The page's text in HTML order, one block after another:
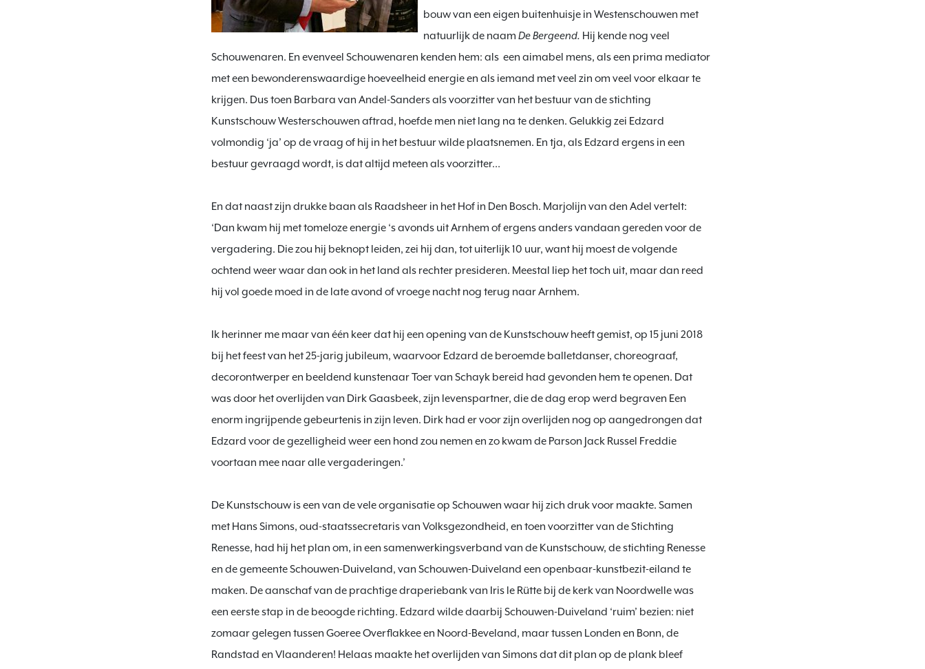
bouw van een eigen buitenhuisje in Westenschouwen met
natuurlijk de naam De Bergeend. Hij kende nog veel
Schouwenaren. En evenveel Schouwenaren kenden hem: als  een aimabel mens, als een prima mediator
met een bewonderenswaardige hoeveelheid energie en als iemand met veel zin om veel voor elkaar te
krijgen. Dus toen Barbara van Andel-Sanders als voorzitter van het bestuur van de stichting
Kunstschouw Westerschouwen aftrad, hoefde men niet lang na te denken. Gelukkig zei Edzard
volmondig ‘ja’ op de vraag of hij in het bestuur wilde plaatsnemen. En tja, als Edzard ergens in een
bestuur gevraagd wordt, is dat altijd meteen als voorzitter…
En dat naast zijn drukke baan als Raadsheer in het Hof in Den Bosch. Marjolijn van den Adel vertelt:
‘Dan kwam hij met tomeloze energie ‘s avonds uit Arnhem of ergens anders vandaan gereden voor de
vergadering. Die zou hij beknopt leiden, zei hij dan, tot uiterlijk 10 uur, want hij moest de volgende
ochtend weer waar dan ook in het land als rechter presideren. Meestal liep het toch uit, maar dan reed
hij vol goede moed in de late avond of vroege nacht nog terug naar Arnhem.
Ik herinner me maar van één keer dat hij een opening van de Kunstschouw heeft gemist, op 15 juni 2018
bij het feest van het 25-jarig jubileum, waarvoor Edzard de beroemde balletdanser, choreograaf,
decorontwerper en beeldend kunstenaar Toer van Schayk bereid had gevonden hem te openen. Dat
was door het overlijden van Dirk Gaasbeek, zijn levenspartner, die de dag erop werd begraven Een
enorm ingrijpende gebeurtenis in zijn leven. Dirk had er voor zijn overlijden nog op aangedrongen dat
Edzard voor de gezelligheid weer een hond zou nemen en zo kwam de Parson Jack Russel Freddie
voortaan mee naar alle vergaderingen.’
De Kunstschouw is een van de vele organisatie op Schouwen waar hij zich druk voor maakte. Samen
met Hans Simons, oud-staatssecretaris van Volksgezondheid, en toen voorzitter van de Stichting
Renesse, had hij het plan om, in een samenwerkingsverband van de Kunstschouw, de stichting Renesse
en de gemeente Schouwen-Duiveland, van Schouwen-Duiveland een openbaar-kunstbezit-eiland te
maken. De aanschaf van de prachtige draperiebank van Iris le Rütte bij de kerk van Noordwelle was
een eerste stap in de beoogde richting. Edzard wilde daarbij Schouwen-Duiveland ‘ruim’ bezien: niet
zomaar gelegen tussen Goeree Overflakkee en Noord-Beveland, maar tussen Londen en Bonn, de
Randstad en Vlaanderen! Helaas maakte het overlijden van Simons dat dit plan op de plank bleef